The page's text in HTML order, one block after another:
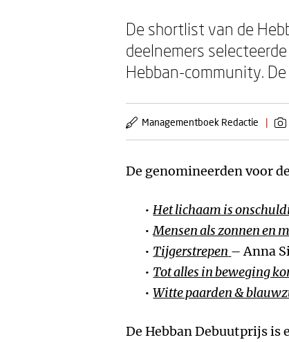
De shortlist van de
deelnemers
Hebban-community.
Managementboek Redactie |
De genomineerden voor
Het lichaam is
Mensen als zonnen en
Tijgerstrepen – Anna
Tot alles in beweging
Witte paarden &
De Hebban Debuutprijs is